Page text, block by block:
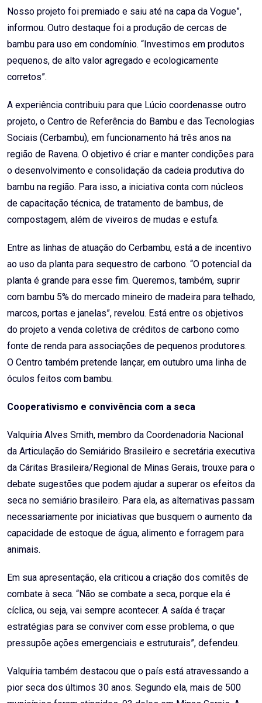
Nosso projeto foi premiado e saiu até na capa da Vogue”,
informou. Outro destaque foi a produção de cercas de
bambu para uso em condomínio. “Investimos em produtos
pequenos, de alto valor agregado e ecologicamente
corretos”.
A experiência contribuiu para que Lúcio coordenasse outro
projeto, o Centro de Referência do Bambu e das Tecnologias
Sociais (Cerbambu), em funcionamento há três anos na
região de Ravena. O objetivo é criar e manter condições para
o desenvolvimento e consolidação da cadeia produtiva do
bambu na região. Para isso, a iniciativa conta com núcleos
de capacitação técnica, de tratamento de bambus, de
compostagem, além de viveiros de mudas e estufa.
Entre as linhas de atuação do Cerbambu, está a de incentivo
ao uso da planta para sequestro de carbono. “O potencial da
planta é grande para esse fim. Queremos, também, suprir
com bambu 5% do mercado mineiro de madeira para telhado,
marcos, portas e janelas”, revelou. Está entre os objetivos
do projeto a venda coletiva de créditos de carbono como
fonte de renda para associações de pequenos produtores.
O Centro também pretende lançar, em outubro uma linha de
óculos feitos com bambu.
Cooperativismo e convivência com a seca
Valquíria Alves Smith, membro da Coordenadoria Nacional
da Articulação do Semiárido Brasileiro e secretária executiva
da Cáritas Brasileira/Regional de Minas Gerais, trouxe para o
debate sugestões que podem ajudar a superar os efeitos da
seca no semiário brasileiro. Para ela, as alternativas passam
necessariamente por iniciativas que busquem o aumento da
capacidade de estoque de água, alimento e forragem para
animais.
Em sua apresentação, ela criticou a criação dos comitês de
combate à seca. “Não se combate a seca, porque ela é
cíclica, ou seja, vai sempre acontecer. A saída é traçar
estratégias para se conviver com esse problema, o que
pressupõe ações emergenciais e estruturais”, defendeu.
Valquíria também destacou que o país está atravessando a
pior seca dos últimos 30 anos. Segundo ela, mais de 500